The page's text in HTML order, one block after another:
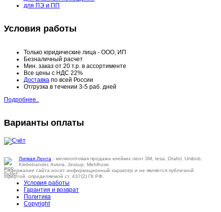
для ПЭ и ПП
Условия работы
Только юридические лица - ООО, ИП
Безналичный расчет
Мин. заказ от 20 т.р. в ассортименте
Все цены с НДС 22%
Доставка по всей России
Отгрузка в течении 3-5 раб. дней
Подробнее..
Варианты оплаты
Липкая Лента - мелкооптовая продажа клейких лент 3M, tesa, Orafol, Unibob,
Klebebander, Aviora, Jessup, Mehlhose.
Содержание сайта носит информационный характер и не является публичной
офертой, определяемой ст. 437(2) ГК РФ.
Условия работы
Гарантия и возврат
Политика
Copyright